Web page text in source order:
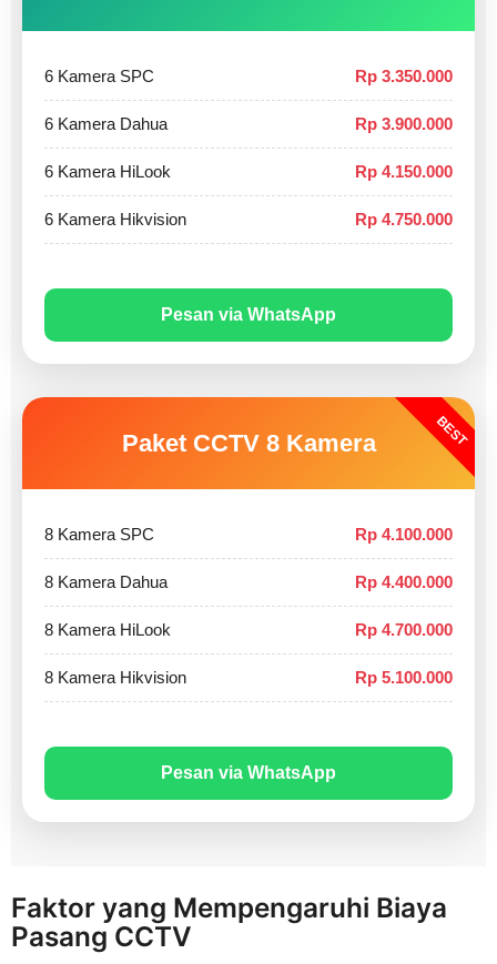
6 Kamera SPC Rp 3.350.000
6 Kamera Dahua Rp 3.900.000
6 Kamera HiLook Rp 4.150.000
6 Kamera Hikvision Rp 4.750.000
Pesan via WhatsApp
BEST
Paket CCTV 8 Kamera
8 Kamera SPC Rp 4.100.000
8 Kamera Dahua Rp 4.400.000
8 Kamera HiLook Rp 4.700.000
8 Kamera Hikvision Rp 5.100.000
Pesan via WhatsApp
Faktor yang Mempengaruhi Biaya
Pasang CCTV